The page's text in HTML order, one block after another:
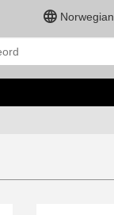
Norwegian